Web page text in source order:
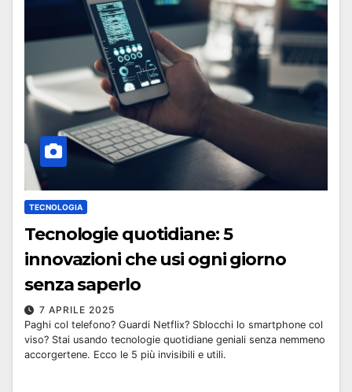
TECNOLOGIA
Tecnologie quotidiane: 5
innovazioni che usi ogni giorno
senza saperlo
7 APRILE 2025
Paghi col telefono? Guardi Netflix? Sblocchi lo smartphone col
viso? Stai usando tecnologie quotidiane geniali senza nemmeno
accorgertene. Ecco le 5 più invisibili e utili.